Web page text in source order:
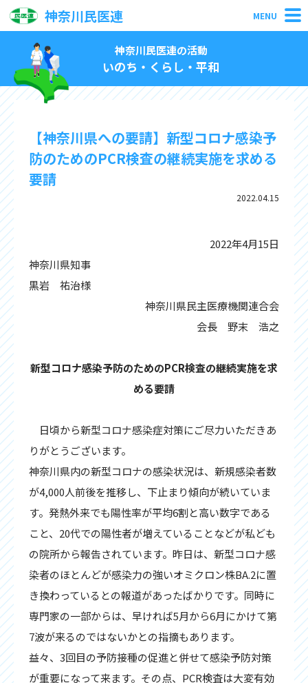
神奈川民医連 MENU
神奈川民医連の活動
いのち・くらし・平和
【神奈川県への要請】新型コロナ感染予
防のためのPCR検査の継続実施を求める
要請
2022.04.15
2022年4月15日
神奈川県知事
黒岩 祐治様
神奈川県民主医療機関連合会
会長 野末 浩之
新型コロナ感染予防のためのPCR検査の継続実施を求
める要請
日頃から新型コロナ感染症対策にご尽力いただきあ
りがとうございます。
神奈川県内の新型コロナの感染状況は、新規感染者数
が4,000人前後を推移し、下止まり傾向が続いていま
す。発熱外来でも陽性率が平均6割と高い数字である
こと、20代での陽性者が増えていることなどが私ども
の院所から報告されています。昨日は、新型コロナ感
染者のほとんどが感染力の強いオミクロン株BA.2に置
き換わっているとの報道があったばかりです。同時に
専門家の一部からは、早ければ5月から6月にかけて第
7波が来るのではないかとの指摘もあります。
益々、3回目の予防接種の促進と併せて感染予防対策
が重要になって来ます。その点、PCR検査は大変有効